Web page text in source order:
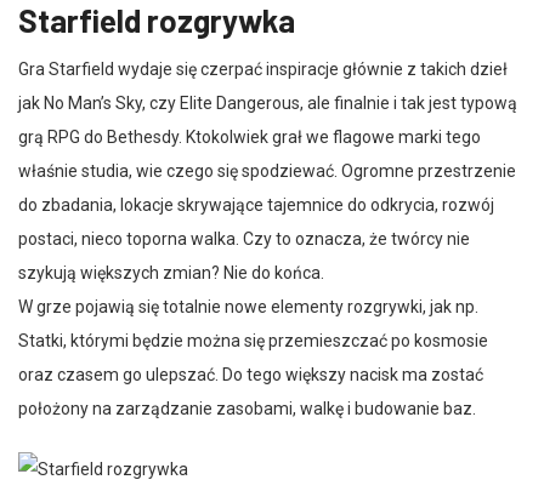
Starfield rozgrywka
Gra Starfield wydaje się czerpać inspiracje głównie z takich dzieł
jak No Man’s Sky, czy Elite Dangerous, ale finalnie i tak jest typową
grą RPG do Bethesdy. Ktokolwiek grał we flagowe marki tego
właśnie studia, wie czego się spodziewać. Ogromne przestrzenie
do zbadania, lokacje skrywające tajemnice do odkrycia, rozwój
postaci, nieco toporna walka. Czy to oznacza, że twórcy nie
szykują większych zmian? Nie do końca.
W grze pojawią się totalnie nowe elementy rozgrywki, jak np.
Statki, którymi będzie można się przemieszczać po kosmosie
oraz czasem go ulepszać. Do tego większy nacisk ma zostać
położony na zarządzanie zasobami, walkę i budowanie baz.